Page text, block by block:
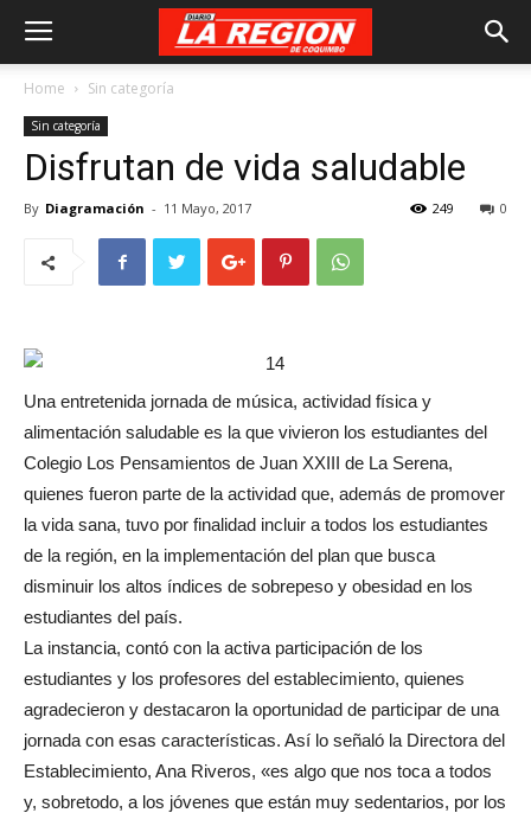
Home Sin categoría
Sin categoría
Disfrutan de vida saludable
By Diagramación - 11 Mayo, 2017 0
249
Una entretenida jornada de música, actividad física y
alimentación saludable es la que vivieron los estudiantes del
Colegio Los Pensamientos de Juan XXIII de La Serena,
quienes fueron parte de la actividad que, además de promover
la vida sana, tuvo por finalidad incluir a todos los estudiantes
de la región, en la implementación del plan que busca
disminuir los altos índices de sobrepeso y obesidad en los
estudiantes del país.
La instancia, contó con la activa participación de los
estudiantes y los profesores del establecimiento, quienes
agradecieron y destacaron la oportunidad de participar de una
jornada con esas características. Así lo señaló la Directora del
Establecimiento, Ana Riveros, «es algo que nos toca a todos
y, sobretodo, a los jóvenes que están muy sedentarios, por los